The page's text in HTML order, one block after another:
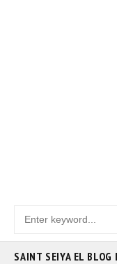
SAINT SEIYA EL BLOG